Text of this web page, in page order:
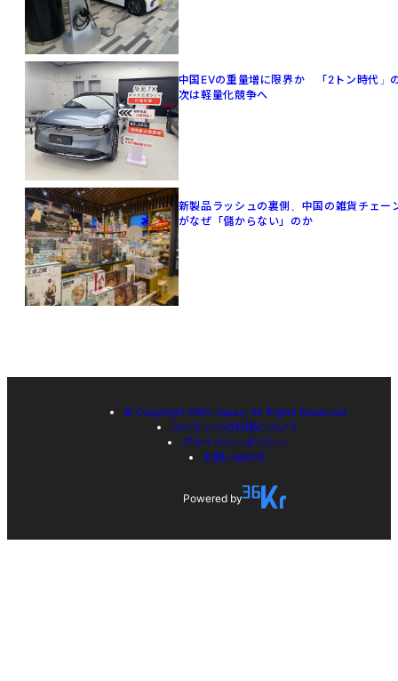
中国EVの重量増に限界か 「2トン時代」
次は軽量化競争へ
新製品ラッシュの裏側、中国の雑貨チェー
がなぜ「儲からない」のか
© Copyright 36Kr Japan, All Rights Reserved
コンテンツの利用について
プライバシーポリシー
お問い合わせ
Powered by